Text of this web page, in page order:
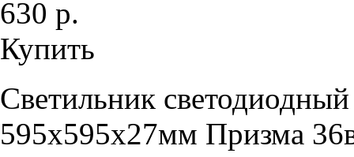
630 р.
Купить
Светильник
595х595х27мм Призма